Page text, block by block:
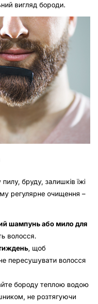
вигляд бороди.
бруду, залишків їжі
регулярне очищення –
шампунь або мило для
волосся.
, щоб
пересушувати волосся
бороду теплою водою
не розтягуючи